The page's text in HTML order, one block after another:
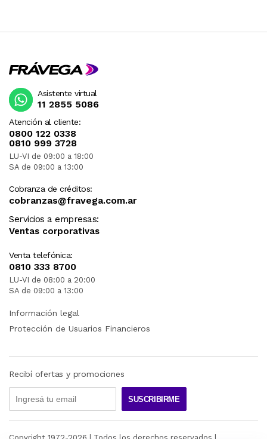
Atención al cliente:
0800 122 0338
0810 999 3728
LU-VI de 09:00 a 18:00
SA de 09:00 a 13:00
Cobranza de créditos:
cobranzas@fravega.com.ar
Servicios a empresas:
Ventas corporativas
Venta telefónica:
0810 333 8700
LU-VI de 08:00 a 20:00
SA de 09:00 a 13:00
Asistente virtual
11 2855 5086
Información legal
Protección de Usuarios Financieros
Recibí ofertas y promociones
SUSCRIBIRME